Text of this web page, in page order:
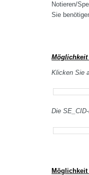
Notieren/
Sie
Möglichkeit
Klicken Sie
Die